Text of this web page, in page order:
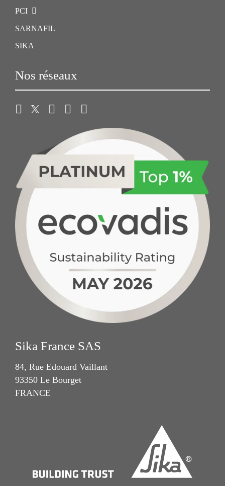
PCI
SARNAFIL
SIKA
Nos réseaux
Sika France SAS
84, Rue Edouard Vaillant
93350 Le Bourget
FRANCE